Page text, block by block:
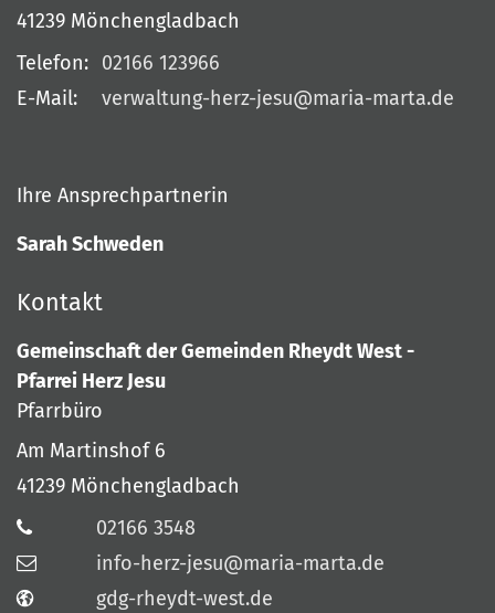
41239 Mönchengladbach
Telefon: 02166 123966
E-Mail:
verwaltung-herz-jesu@maria-marta.de
Ihre Ansprechpartnerin
Sarah Schweden
Kontakt
Gemeinschaft der Gemeinden Rheydt West -
Pfarrei Herz Jesu
Pfarrbüro
Am Martinshof 6
41239 Mönchengladbach
02166 3548
info-herz-jesu@maria-marta.de
gdg-rheydt-west.de